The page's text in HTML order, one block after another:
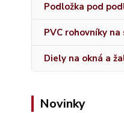
Podložka pod
PVC rohovníky
Diely na okná a
Novinky